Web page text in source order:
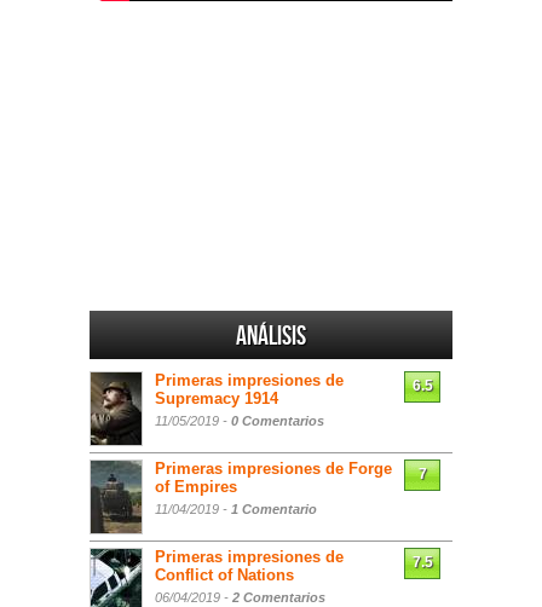
Análisis
Primeras impresiones de
Supremacy 1914
11/05/2019 - 0 Comentarios
6.5
Primeras impresiones de Forge
of Empires
11/04/2019 - 1 Comentario
7
Primeras impresiones de
Conflict of Nations
06/04/2019 - 2 Comentarios
7.5